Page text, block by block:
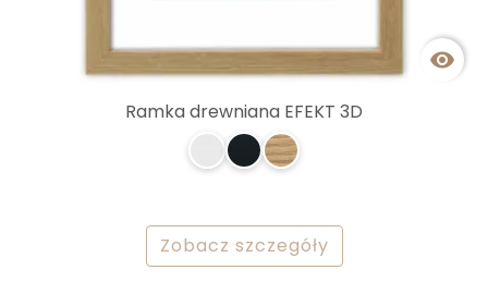

Ramka drewniana EFEKT 3D
Zobacz szczegóły